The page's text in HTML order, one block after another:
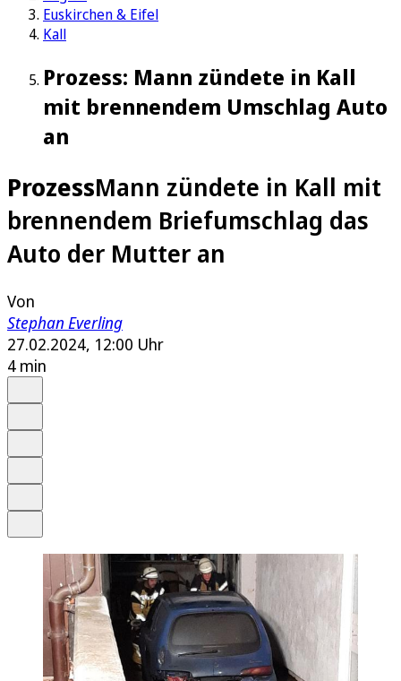
Euskirchen & Eifel
Kall
Prozess: Mann zündete in Kall
mit brennendem Umschlag Auto
an
ProzessMann zündete in Kall mit
brennendem Briefumschlag das
Auto der Mutter an
Von
Stephan Everling
27.02.2024, 12:00 Uhr
4 min